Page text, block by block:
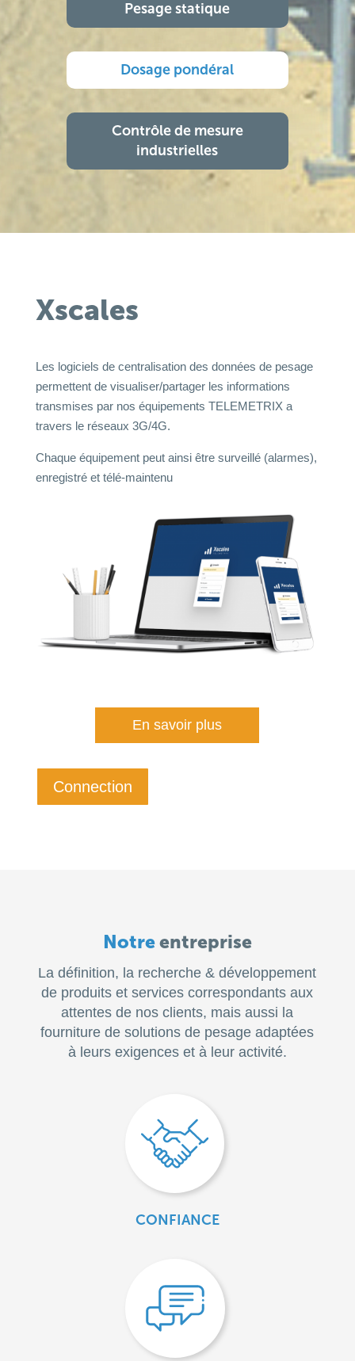
Pesage statique
Dosage pondéral
Contrôle de mesure
industrielles
Xscales
Les logiciels de centralisation des données de pesage
permettent de visualiser/partager les informations
transmises par nos équipements TELEMETRIX a
travers le réseaux 3G/4G.
Chaque équipement peut ainsi être surveillé (alarmes),
enregistré et télé-maintenu
En savoir plus
Connection
Notreentreprise
La définition, la recherche & développement
de produits et services correspondants aux
attentes de nos clients, mais aussi la
fourniture de solutions de pesage adaptées
à leurs exigences et à leur activité.
CONFIANCE